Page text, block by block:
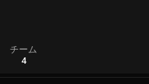
チーム
4